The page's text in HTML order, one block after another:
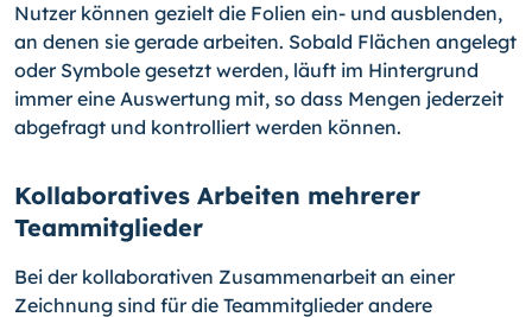
Nutzer können gezielt die Folien ein- und ausblenden,
an denen sie gerade arbeiten. Sobald Flächen angelegt
oder Symbole gesetzt werden, läuft im Hintergrund
immer eine Auswertung mit, so dass Mengen jederzeit
abgefragt und kontrolliert werden können.
Kollaboratives Arbeiten mehrerer
Teammitglieder
Bei der kollaborativen Zusammenarbeit an einer
Zeichnung sind für die Teammitglieder andere